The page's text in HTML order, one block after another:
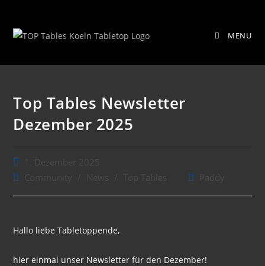
springen
MENU
2025
Top Tables Newsletter
Dezember 2025
Beitrag
veröffentlicht:
1. Dezember 2025
Beitrags-Community News Top Tables
Beitrags-
Hallo liebe Tabletoppende,
hier einmal unser Newsletter für den Dezember!